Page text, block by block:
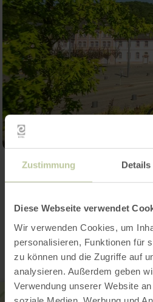
Zustimmung Details
Diese Webseite verwendet
Wir verwenden Cookies, um
personalisieren, Funktionen für
zu können und die Zugriffe auf
analysieren. Außerdem geben
Verwendung unserer Website
Open gallery
Contact